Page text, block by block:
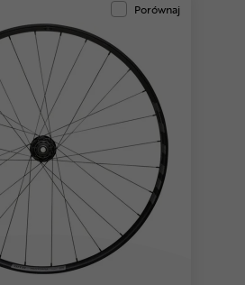
Porównaj